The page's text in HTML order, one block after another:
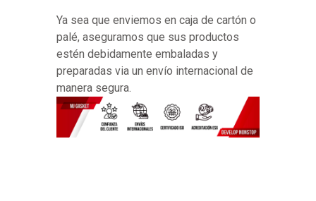
Ya sea que enviemos en caja de cartón o
palé, aseguramos que sus productos
estén debidamente embaladas y
preparadas via un envío internacional de
manera segura.